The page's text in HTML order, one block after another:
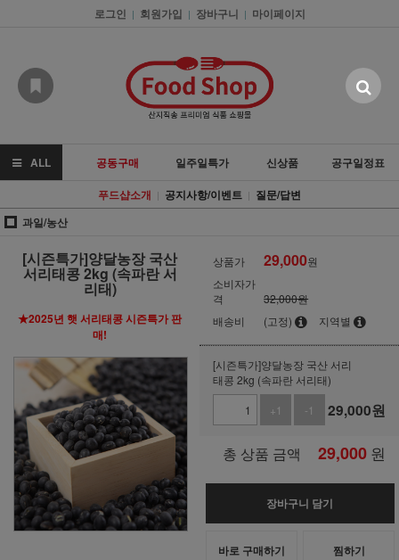
로그인 | 회원가입 | 장바구니 | 마이페이지
ALL 공동구매 일주일특가 신상품
공구일정표
푸드샵소개 | 공지사항/이벤트 | 질문/답변
과일/농산
[시즌특가]양달농장 국산
서리태콩 2kg (속파란 서
리태)
★2025년 햇 서리태콩 시즌특가 판
매!
상품가 29,000원
소비자가
격
32,000원
배송비
(고정) 지역별
[시즌특가]양달농장 국산 서리
태콩 2kg (속파란 서리태)
+1
-1 29,000원
총 상품 금액 29,000 원
장바구니 담기
바로 구매하기 찜하기